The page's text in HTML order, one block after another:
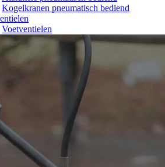
Kogelkranen pneumatisch bediend
Voetventielen